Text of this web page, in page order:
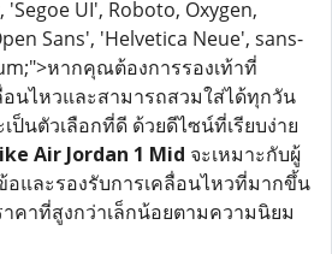
UI', Roboto, Oxygen,
Sans', 'Helvetica Neue', sans-
หากคุณต้องการรองเท้าที่
นไหวและสามารถสวมใส่ได้ทุกวัน
เป็นตัวเลือกที่ดี ด้วยดีไซน์ที่เรียบง่าย
Air Jordan 1 Mid จะเหมาะกับผู้
อและรองรับการเคลื่อนไหวที่มากขึ้น
คาที่สูงกว่าเล็กน้อยตามความนิยม